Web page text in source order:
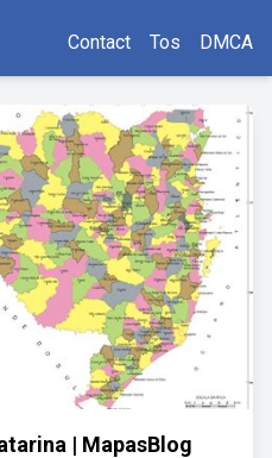
Contact Tos DMCA
| MapasBlog